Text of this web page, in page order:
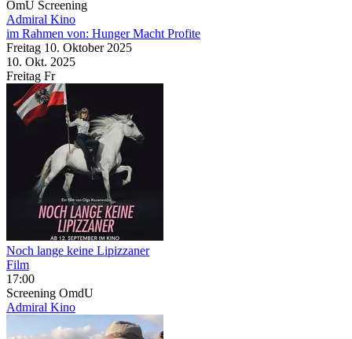
OmU Screening
Admiral Kino
im Rahmen von: Hunger Macht Profite
Freitag 10. Oktober 2025
10. Okt. 2025
Freitag Fr
Noch lange keine Lipizzaner
Film
17:00
Screening OmdU
Admiral Kino